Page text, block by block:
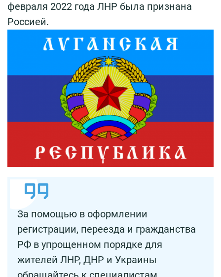
февраля 2022 года ЛНР была признана
Россией.
За помощью в оформлении
регистрации, переезда и гражданства
РФ в упрощенном порядке для
жителей ЛНР, ДНР и Украины